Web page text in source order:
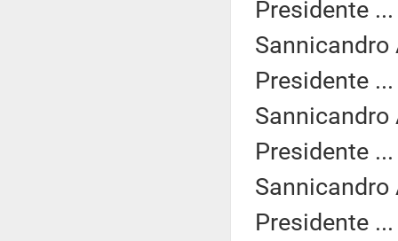
Presidente
Sannicandro
Presidente
Sannicandro
Presidente
Sannicandro
Presidente